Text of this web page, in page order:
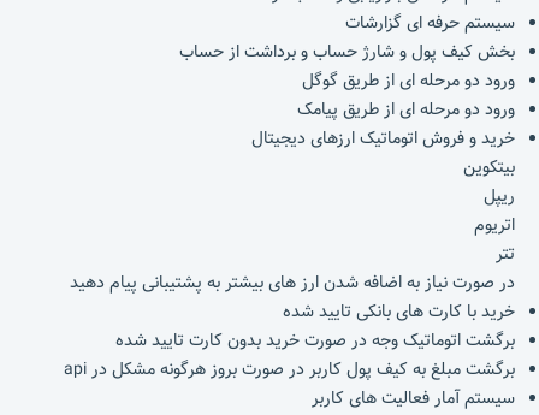
سیستم حرفه ای گزارشات
بخش کیف پول و شارژ حساب و برداشت از حساب
ورود دو مرحله ای از طریق گوگل
ورود دو مرحله ای از طریق پیامک
خرید و فروش اتوماتیک ارزهای دیجیتال
بیتکوین
ریپل
اتریوم
تتر
در صورت نیاز به اضافه شدن ارز های بیشتر به پشتیبانی پیام دهید
خرید با کارت های بانکی تایید شده
برگشت اتوماتیک وجه در صورت خرید بدون کارت تایید شده
برگشت مبلغ به کیف پول کاربر در صورت بروز هرگونه مشکل در api
سیستم آمار فعالیت های کاربر